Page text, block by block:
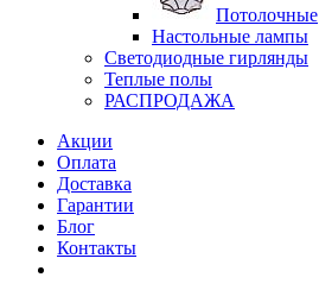
Потолочные
Настольные лампы
Светодиодные гирлянды
Теплые полы
РАСПРОДАЖА
Акции
Оплата
Доставка
Гарантии
Блог
Контакты